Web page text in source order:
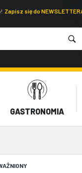
Zapisz się do
GASTRONOMIA